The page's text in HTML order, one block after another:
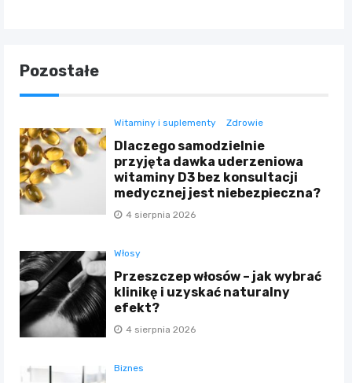
Pozostałe
Witaminy i suplementy Zdrowie
Dlaczego samodzielnie
przyjęta dawka uderzeniowa
witaminy D3 bez konsultacji
medycznej jest niebezpieczna?
4 sierpnia 2026
Włosy
Przeszczep włosów – jak wybrać
klinikę i uzyskać naturalny
efekt?
4 sierpnia 2026
Biznes